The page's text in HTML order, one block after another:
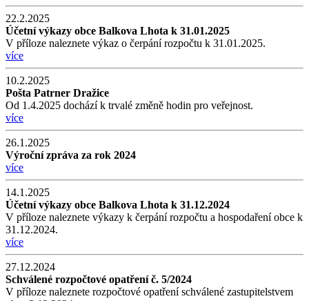
22.2.2025
Účetní výkazy obce Balkova Lhota k 31.01.2025
V příloze naleznete výkaz o čerpání rozpočtu k 31.01.2025.
více
10.2.2025
Pošta Patrner Dražice
Od 1.4.2025 dochází k trvalé změně hodin pro veřejnost.
více
26.1.2025
Výroční zpráva za rok 2024
více
14.1.2025
Účetní výkazy obce Balkova Lhota k 31.12.2024
V příloze naleznete výkazy k čerpání rozpočtu a hospodaření obce k
31.12.2024.
více
27.12.2024
Schválené rozpočtové opatření č. 5/2024
V příloze naleznete rozpočtové opatření schválené zastupitelstvem